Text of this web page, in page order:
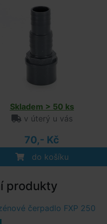
Skladem > 50 ks
v úterý u vás
70,- Kč
do košíku
produkty
čerpadlo FXP 250